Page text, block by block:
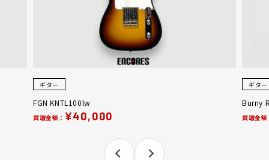
ギター
FGN KNTL100lw
買取金額： ¥40,000
ギター
Burny
買取金額